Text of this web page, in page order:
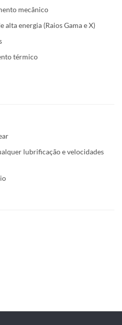
mecânico
alta energia (Raios Gama e X)
térmico
lubrificação e velocidades